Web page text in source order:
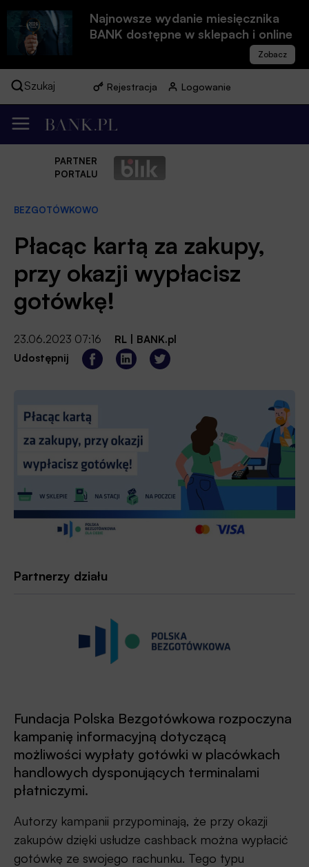
Najnowsze wydanie miesięcznika
BANK dostępne w sklepach i online
Szukaj Rejestracja Logowanie
PARTNER
PORTALU
BEZGOTÓWKOWO
Płacąc kartą za zakupy,
przy okazji wypłacisz
gotówkę!
23.06.2023 07:16 RL
BANK.pl
Udostępnij
Partnerzy działu
Fundacja Polska Bezgotówkowa rozpoczyna
kampanię informacyjną dotyczącą
możliwości wypłaty gotówki w placówkach
handlowych dysponujących terminalami
płatniczymi.
Autorzy kampanii przypominają, że przy okazji
zakupów dzięki usłudze cashback można wypłacić
gotówkę ze swojego rachunku. Tego typu